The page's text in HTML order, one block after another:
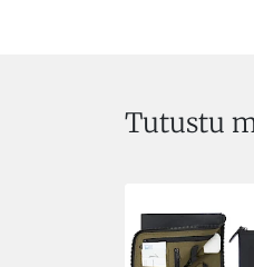
Tutustu